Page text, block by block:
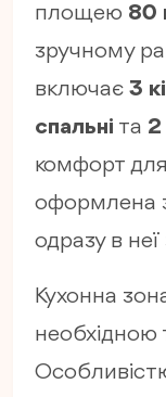
площею 80
зручному
включає 3
спальні та 2
комфорт
оформлена
одразу в
Кухонна
необхідною